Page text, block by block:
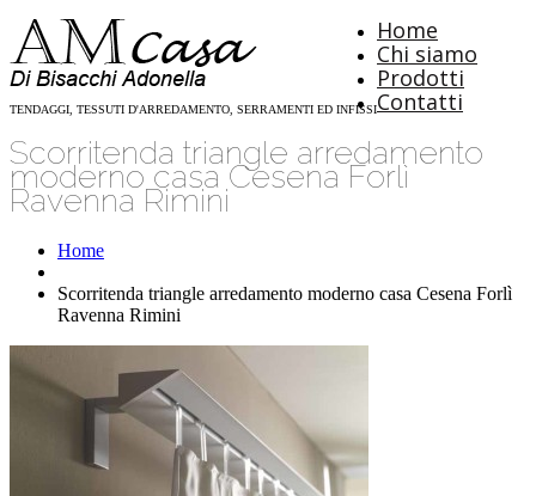
TENDAGGI, TESSUTI D'ARREDAMENTO, SERRAMENTI ED INFISSI
Home
Chi siamo
Prodotti
Contatti
Scorritenda triangle arredamento
moderno casa Cesena Forlì
Ravenna Rimini
Home
Scorritenda triangle arredamento moderno casa Cesena Forlì
Ravenna Rimini